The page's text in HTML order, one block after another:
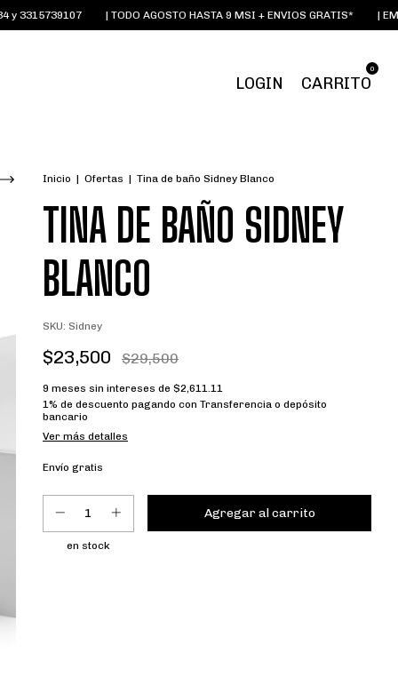
| TODO AGOSTO HASTA 9 MSI + ENVIOS GRATIS* | EMAIL:
LOGIN CARRITO
0
Inicio | Ofertas | Tina de baño Sidney Blanco
TINA DE BAÑO SIDNEY
BLANCO
SKU: Sidney
$23,500 $29,500
9 meses sin intereses de $2,611.11
1% de descuento pagando con Transferencia o depósito
bancario
Ver más detalles
Envío gratis
en stock